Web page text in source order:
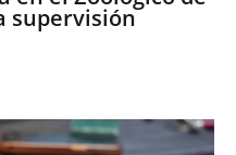
supervisión